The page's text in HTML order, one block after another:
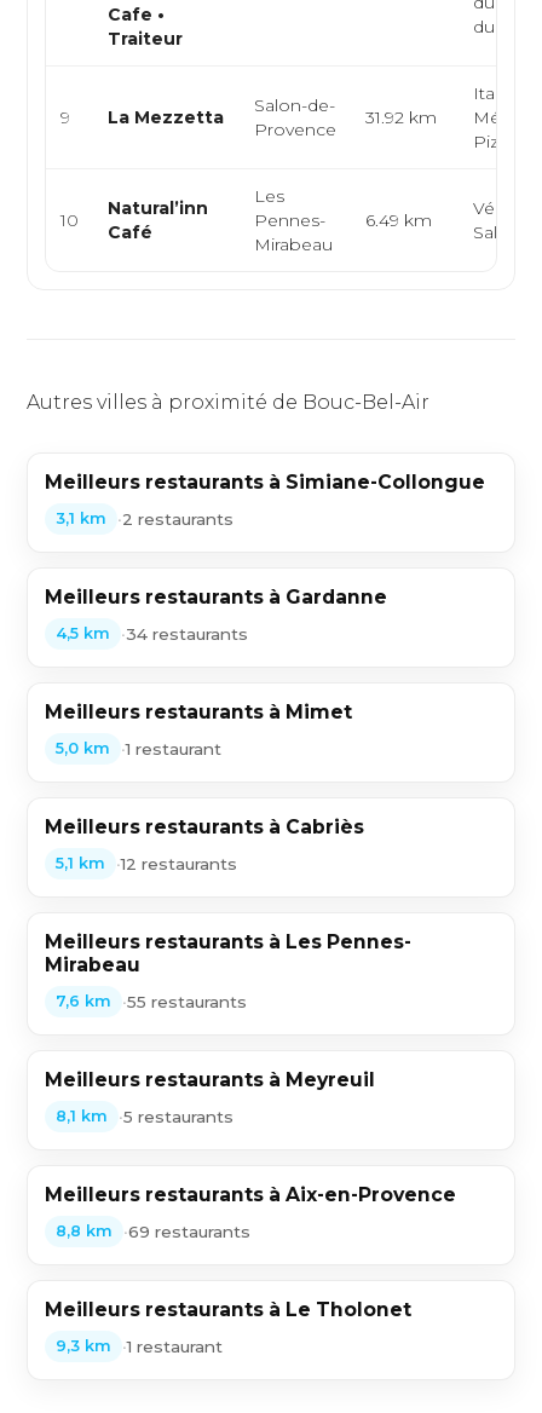
Cafe •
Traiteur
du
9 La Mezzetta
Salon-de-
Provence
31.92 km
Pizza
10
Natural’inn
Café
Les
Pennes-
Mirabeau
6.49 km
Salade,
Autres villes à proximité de Bouc-Bel-Air
Meilleurs restaurants à Simiane-Collongue
3,1 km •2 restaurants
Meilleurs restaurants à Gardanne
4,5 km •34 restaurants
Meilleurs restaurants à Mimet
5,0 km •1 restaurant
Meilleurs restaurants à Cabriès
5,1 km •12 restaurants
Meilleurs restaurants à Les Pennes-
Mirabeau
7,6 km •55 restaurants
Meilleurs restaurants à Meyreuil
8,1 km •5 restaurants
Meilleurs restaurants à Aix-en-Provence
8,8 km •69 restaurants
Meilleurs restaurants à Le Tholonet
9,3 km •1 restaurant